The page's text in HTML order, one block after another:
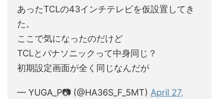
あったTCLの43インチテレビを仮設置してき
た。
ここで気になったのだけど
TCLとパナソニックって中身同じ？
初期設定画面が全く同じなんだが
— YUGA_P📷 (@HA36S_F_5MT) April 27,